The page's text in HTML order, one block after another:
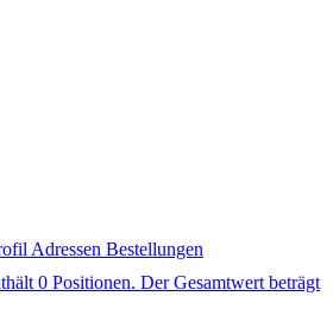
Adressen Bestellungen
0 Positionen. Der Gesamtwert beträgt